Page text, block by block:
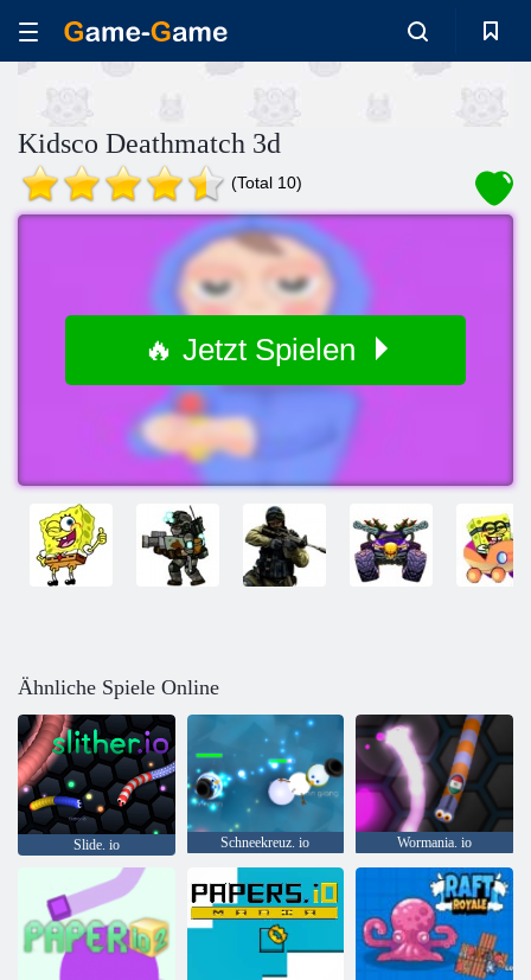
Kidsco Deathmatch 3d
(Total 10)
🔥 Jetzt Spielen
Ähnliche Spiele Online
Slide. io Schneekreuz. io Wormania. io